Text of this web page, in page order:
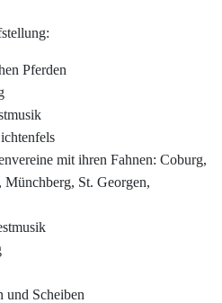
Pferden
mit ihren Fahnen: Coburg,
St. Georgen,
und Scheiben